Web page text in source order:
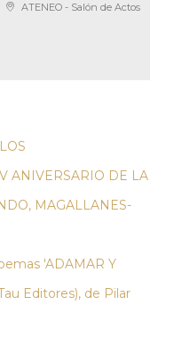
ATENEO - Salón de Actos
ANIVERSARIO DE LA
MAGALLANES-
'ADAMAR Y
Editores), de Pilar